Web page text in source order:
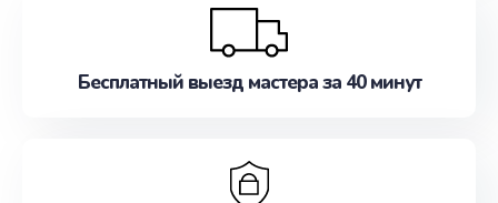
Бесплатный выезд мастера за 40 минут